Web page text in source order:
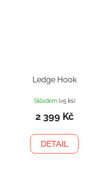
Ledge Hook
Skladem (>5 ks)
2 399 Kč
DETAIL